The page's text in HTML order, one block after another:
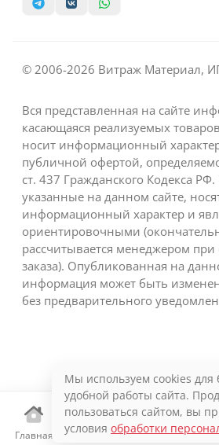
Главная Каталог
© 2006-2026 Витраж Материал,
Вся представленная на сайте
касающаяся реализуемых
носит информационный
публичной офертой,
ст. 437 Гражданского Кодекса
указанные на данном сайте,
информационный характер и
ориентировочными
рассчитывается менеджером
заказа). Опубликованная на
информация может быть
без предварительного
Мы используем cookies для
удобной работы сайта.
пользоваться сайтом, вы
условия обработки